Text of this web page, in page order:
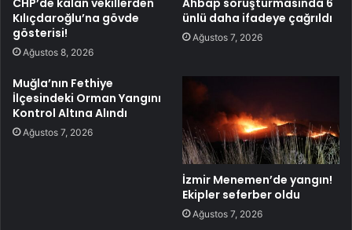
CHP’de kalan vekillerden
Kılıçdaroğlu’na gövde
gösterisi!
Ağustos 8, 2026
Ahbap soruşturmasında 6
ünlü daha ifadeye çağrıldı
Ağustos 7, 2026
Muğla’nın Fethiye
İlçesindeki Orman Yangını
Kontrol Altına Alındı
Ağustos 7, 2026
İzmir Menemen’de yangın!
Ekipler seferber oldu
Ağustos 7, 2026